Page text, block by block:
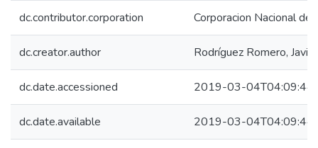
dc.contributor.corporation Corporacion Nacional
dc.creator.author Rodríguez Romero, Javier
dc.date.accessioned 2019-03-
dc.date.available 2019-03-